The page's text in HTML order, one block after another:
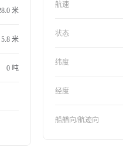
米
5.8 米
0 吨
航速
状态
纬度
经度
船艏向/航迹向